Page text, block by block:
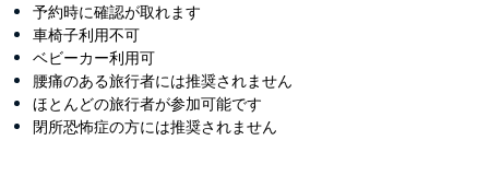
予約時に確認が取れます
車椅子利用不可
ベビーカー利用可
腰痛のある旅行者には推奨されません
ほとんどの旅行者が参加可能です
閉所恐怖症の方には推奨されません